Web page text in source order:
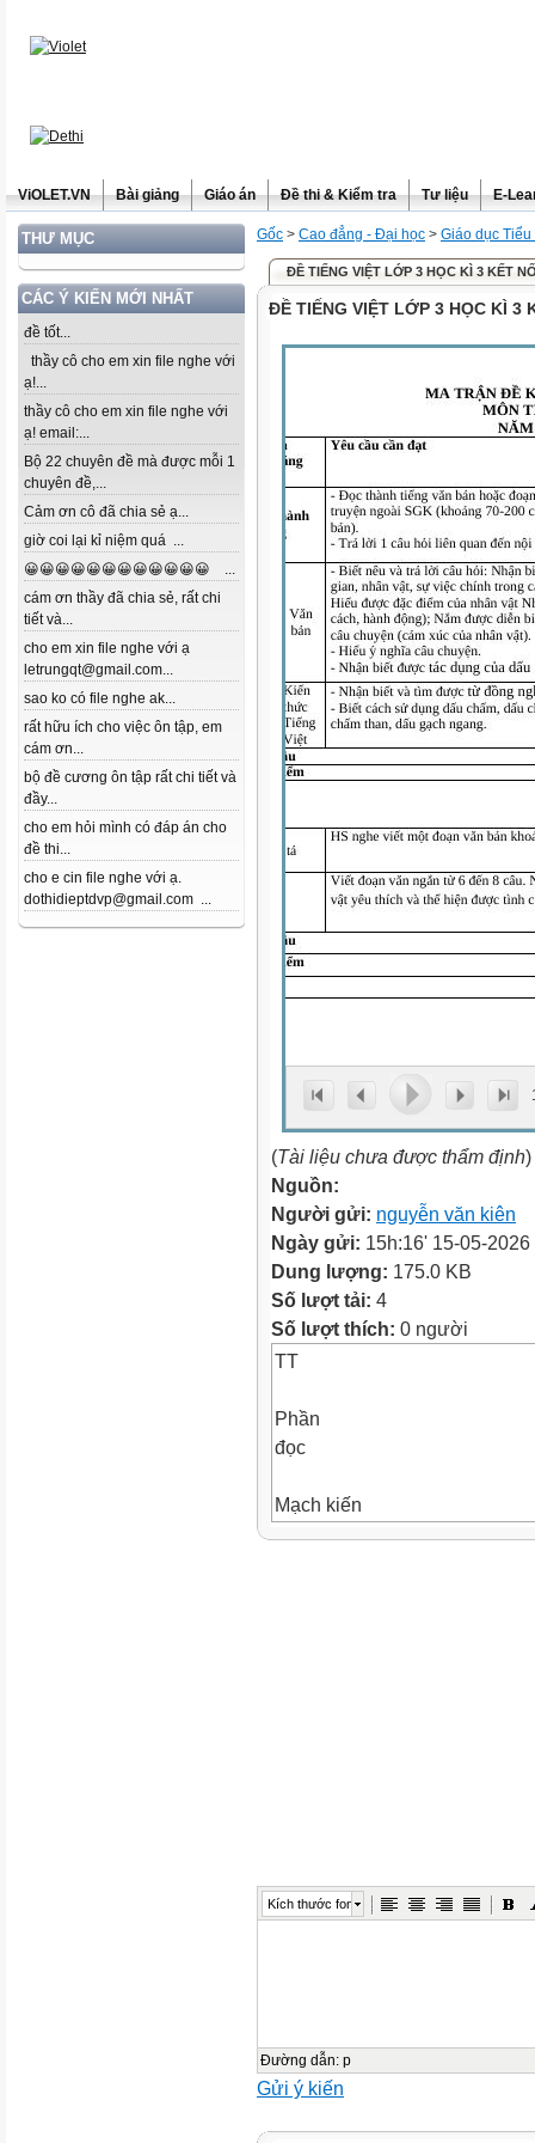
ViOLET.VN Bài giảng Giáo án Đề thi & Kiểm tra Tư liệu E-
THƯ MỤC
CÁC Ý KIẾN MỚI NHẤT
đề tốt...
thầy cô cho em xin file nghe với
ạ!...
thầy cô cho em xin file nghe với
ạ! email:...
Bộ 22 chuyên đề mà được mỗi 1
chuyên đề,...
Cảm ơn cô đã chia sẻ ạ...
giờ coi lại kỉ niệm quá ...
😀😀😀😀😀😀😀😀😀😀😀😀 ...
cám ơn thầy đã chia sẻ, rất chi
tiết và...
cho em xin file nghe với ạ
letrungqt@gmail.com...
sao ko có file nghe ak...
rất hữu ích cho việc ôn tập, em
cám ơn...
bộ đề cương ôn tập rất chi tiết và
đầy...
cho em hỏi mình có đáp án cho
đề thi...
cho e cin file nghe với ạ.
dothidieptdvp@gmail.com ...
Gốc > Cao đẳng - Đại học > Giáo dục Tiểu
ĐỀ TIẾNG VIỆT LỚP 3 HỌC KÌ 3 KẾT
ĐỀ TIẾNG VIỆT LỚP 3 HỌC KÌ 3
(Tài liệu chưa được thẩm định)
Nguồn:
Người gửi: nguyễn văn kiên
Ngày gửi: 15h:16' 15-05-2026
Dung lượng: 175.0 KB
Số lượt tải: 4
Số lượt thích: 0 người
TT
Phần
đọc
Mạch kiến
Số câu
Kích thước font
Đường dẫn: p
Gửi ý kiến